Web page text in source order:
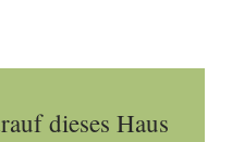
dieses Haus